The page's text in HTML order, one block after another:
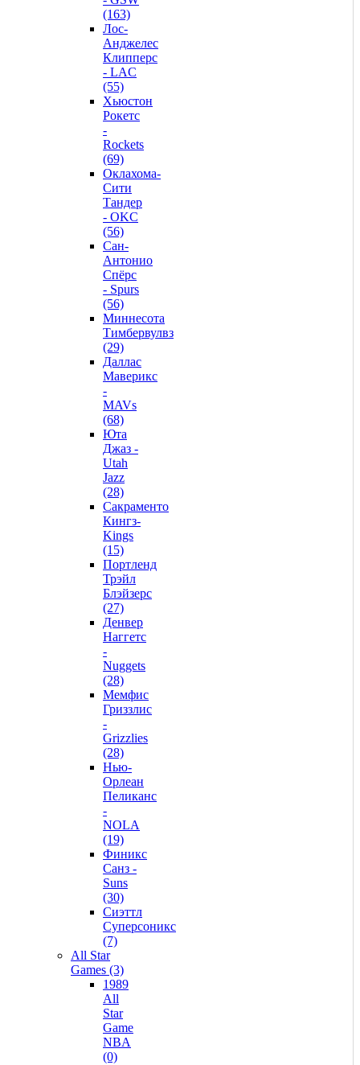
(163)
Лос-
Анджелес
Клипперс
- LAC
(55)
Хьюстон
Рокетс
-
Rockets
(69)
Оклахома-
Сити
Тандер
- OKC
(56)
Сан-
Антонио
Спёрс
- Spurs
(56)
Миннесота
Тимбервулвз
(29)
Даллас
Маверикс
-
MAVs
(68)
Юта
Джаз -
Utah
Jazz
(28)
Сакраменто
Кингз-
Kings
(15)
Портленд
Трэйл
Блэйзерс
(27)
Денвер
Наггетс
-
Nuggets
(28)
Мемфис
Гриззлис
-
Grizzlies
(28)
Нью-
Орлеан
Пеликанс
-
NOLA
(19)
Финикс
Санз -
Suns
(30)
Сиэттл
Суперсоникс
(7)
All Star
Games (3)
1989
All
Star
Game
NBA
(0)